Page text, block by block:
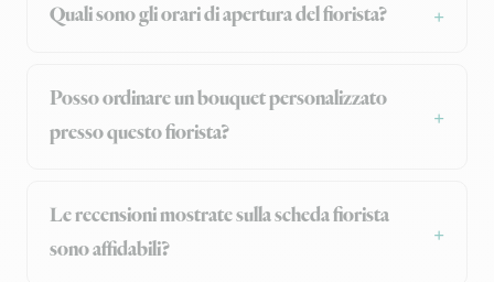
Quali sono gli orari di apertura del fiorista?
Posso ordinare un bouquet personalizzato
presso questo fiorista?
Le recensioni mostrate sulla scheda fiorista
sono affidabili?